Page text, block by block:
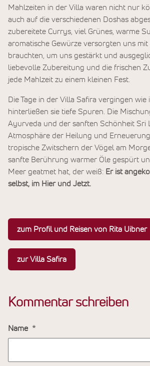
Mahlzeiten in der Villa waren nicht nur
auch auf die verschiedenen Doshas
zubereitete Currys, viel Grünes, warme
aromatische Gewürze versorgten uns
brauchten, um uns gestärkt und
liebevolle Zubereitung und die frischen
jede Mahlzeit zu einem kleinen Fest.
Die Tage in der Villa Safira vergingen
hinterließen sie tiefe Spuren. Die
Ayurveda und der sanften Schönheit Sri
Atmosphäre der Heilung und
tropische Zwitschern der Vögel am
sanfte Berührung warmer Öle gespürt
Meer geatmet hat, der weiß: Er ist
selbst, im Hier und Jetzt.
zum Profil und Reisen von Rita Uibner
zur Villa Safira
Kommentar schreiben
Name